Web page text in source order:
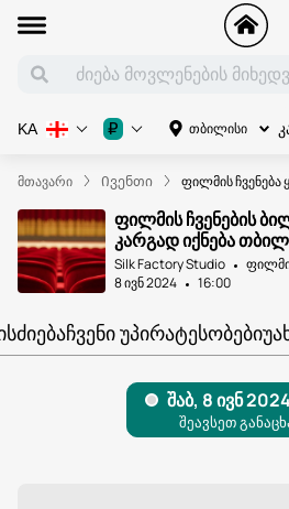
თბილისი
KA ₽
მთავარი Ივენთი ფილმის ჩვენება
ფილმის ჩვენების
კარგად იქნება
Silk Factory Studio
8 ივნ 2024
16:00
ᲩᲕᲔᲜᲘ ᲣᲞᲘᲠᲐᲢᲔᲡᲝᲑᲔᲑᲘ